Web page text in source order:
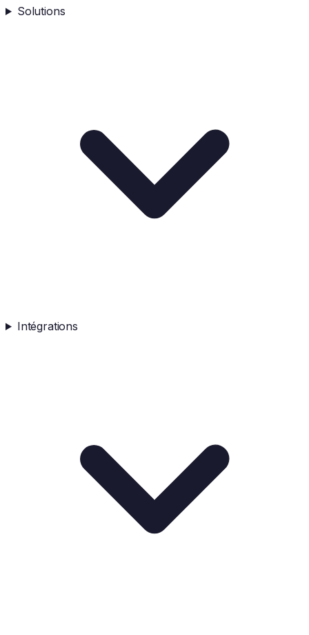
Solutions
Intégrations